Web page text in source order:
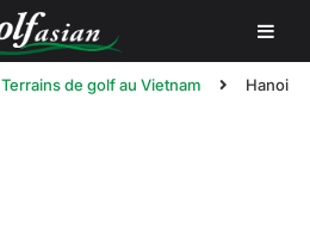
Terrains de golf au Vietnam Hanoi